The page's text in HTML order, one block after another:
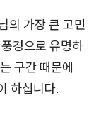
의 가장 큰 고민
경으로 유명하
구간 때문에
하십니다.